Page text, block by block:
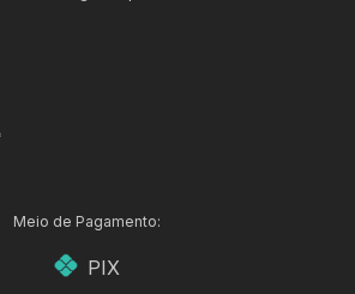
Meio de Pagamento:
PIX